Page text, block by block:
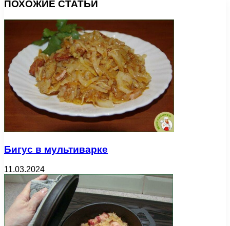
ПОХОЖИЕ СТАТЬИ
Бигус в мультиварке
11.03.2024